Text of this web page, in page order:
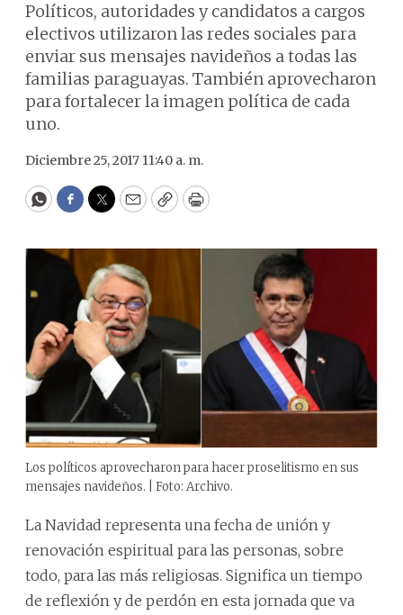
Políticos, autoridades y candidatos a cargos
electivos utilizaron las redes sociales para
enviar sus mensajes navideños a todas las
familias paraguayas. También aprovecharon
para fortalecer la imagen política de cada
uno.
Diciembre 25, 2017 11:40 a. m.
WhatsApp
Facebook
Twitter
EmailCopyPrint
Los políticos aprovecharon para hacer proselitismo en sus
mensajes navideños. | Foto: Archivo.
La Navidad representa una fecha de unión y
renovación espiritual para las personas, sobre
todo, para las más religiosas. Significa un tiempo
de reflexión y de perdón en esta jornada que va